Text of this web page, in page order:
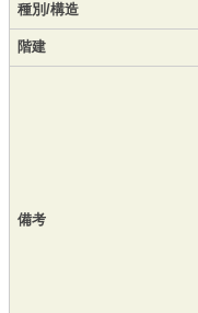
種別/構造
階建
備考